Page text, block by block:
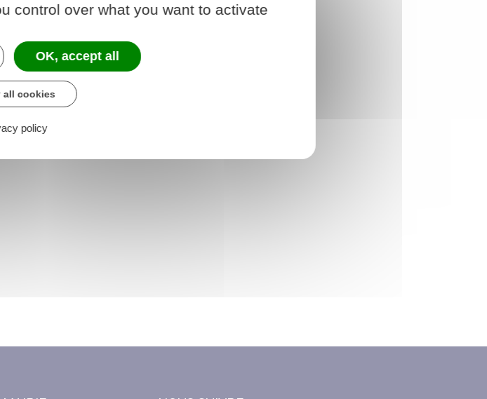
control over what you want to activate
OK, accept all
all cookies
policy